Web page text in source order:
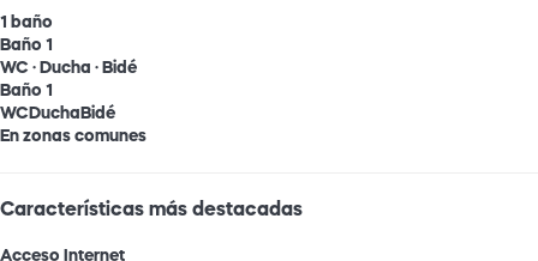
1 baño
Baño 1
WC · Ducha · Bidé
Baño 1
WC Ducha Bidé
En zonas comunes
Características más destacadas
Acceso Internet